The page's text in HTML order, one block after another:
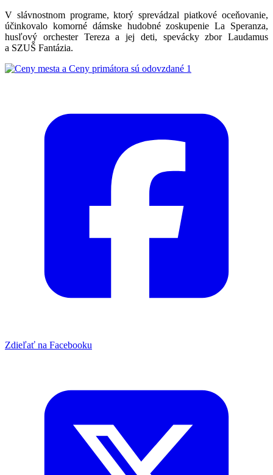
V slávnostnom programe, ktorý sprevádzal piatkové oceňovanie,
účinkovalo komorné dámske hudobné zoskupenie La Speranza,
husľový orchester Tereza a jej deti, spevácky zbor Laudamus
a SZUŠ Fantázia.
Zdieľať na Facebooku